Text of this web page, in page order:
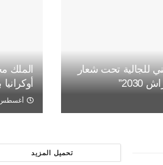
للجالية تحت شعار
الملك
أغسطس 6,
تحميل المزيد